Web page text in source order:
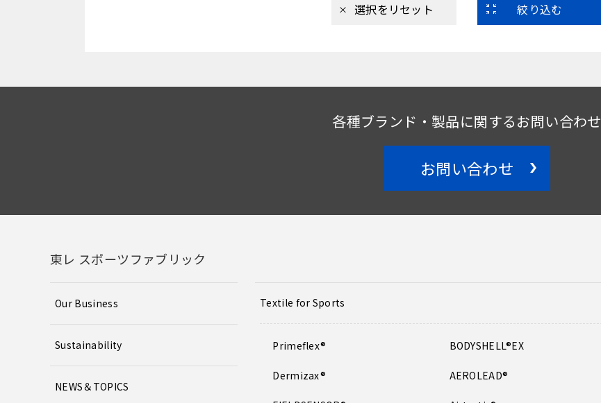
選択をリセット 絞り込む
各種ブランド・製品に関するお問い合わせ
お問い合わせ
東レ スポーツファブリック
Our Business
Sustainability
NEWS＆TOPICS
Textile for Sports
Primeflex®
Dermizax®
BODYSHELL®EX
AEROLEAD®